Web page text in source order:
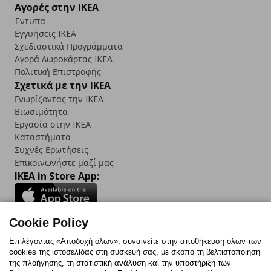
Αγορές στην IKEA
Έντυπα
Εγγυήσεις IKEA
Σχεδιαστικά Προγράμματα
Αγορά Δωρoκάρτας IKEA
Πολιτική Επιστροφής
Σχετικά με την IKEA
Γνωρίζοντας την IKEA
Βιωσιμότητα
Εργασία στην IKEA
Καταστήματα
Συχνές Ερωτήσεις
Επικοινωνήστε μαζί μας
IKEA in Store App:
Follow us:
FacebookInstagram
TikTokYoutubePinterestTwitter
Cookie Policy
Επιλέγοντας «Αποδοχή όλων», συναινείτε στην αποθήκευση όλων των
cookies της ιστοσελίδας στη συσκευή σας, με σκοπό τη βελτιστοποίηση
της πλοήγησης, τη στατιστική ανάλυση και την υποστήριξη των